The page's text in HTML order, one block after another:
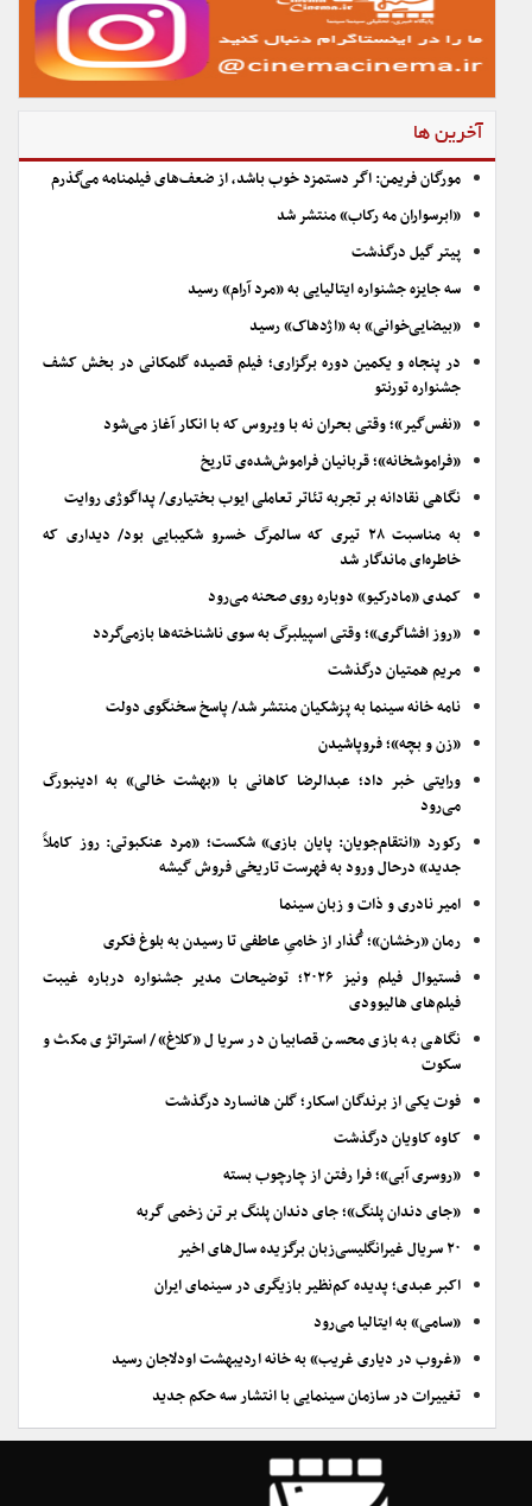
آخرین ها
مورگان فریمن: اگر دستمزد خوب باشد، از ضعف‌های فیلمنامه می‌گذرم
«ابرسواران مه رکاب» منتشر شد
پیتر گیل درگذشت
سه جایزه جشنواره ایتالیایی به «مرد آرام» رسید
«بیضایی‌خوانی» به «اژدهاک» رسید
در پنجاه و یکمین دوره برگزاری؛ فیلم قصیده گلمکانی در بخش کشف
جشنواره تورنتو
«نفس‌گیر»؛ وقتی بحران نه با ویروس که با انکار آغاز می‌شود
«فراموشخانه»؛ قربانیان فراموش‌شده‌ی تاریخ
نگاهی نقادانه بر تجربه تئاتر تعاملی ایوب بختیاری/ پداگوژی روایت
به مناسبت ۲۸ تیری که سالمرگ خسرو شکیبایی بود/ دیداری که
خاطره‌ای ماندگار شد
کمدی «مادرکیو» دوباره روی صحنه می‌رود
«روز افشاگری»؛ وقتی اسپیلبرگ به سوی ناشناخته‌ها بازمی‌گردد
مریم همتیان درگذشت
نامه خانه سینما به پزشکیان منتشر شد/ پاسخ سخنگوی دولت
«زن و بچه»؛ فروپاشیدن
ورایتی خبر داد؛ عبدالرضا کاهانی با «بهشت خالی» به ادینبورگ
می‌رود
رکورد «انتقام‌جویان: پایان بازی» شکست؛ «مرد عنکبوتی: روز کاملاً
جدید» درحال ورود به فهرست تاریخی فروش گیشه
امیر نادری و ذات و زبان سینما
رمان «رخشان»؛ گُذار از خامیِ عاطفی تا رسیدن به بلوغ فکری
فستیوال فیلم ونیز ۲۰۲۶؛ توضیحات مدیر جشنواره درباره غیبت
فیلم‌های هالیوودی
نگاهی به بازی محسن قصابیان در سریال «کلاغ»/ استراتژی مکث و
سکوت
فوت یکی از برندگان اسکار؛ گلن هانسارد درگذشت
کاوه کاویان درگذشت
«روسری آبی»؛ فرا رفتن از چارچوب بسته
«جای دندان پلنگ»؛ جای دندان پلنگ بر تن زخمی گربه
۲۰ سریال غیرانگلیسی‌زبان برگزیده سال‌های اخیر
اکبر عبدی؛ پدیده کم‌نظیر بازیگری در سینمای ایران
«سامی» به ایتالیا می‌رود
«غروب در دیاری غریب» به خانه اردیبهشت اودلاجان رسید
تغییرات در سازمان سینمایی با انتشار سه حکم جدید